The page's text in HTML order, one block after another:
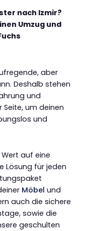
nach Izmir?
Umzug und
aber
Deshalb stehen
und
um deinen
und
auf eine
Lösung für jeden
Möbel und
auch die sichere
sowie die
geschulten